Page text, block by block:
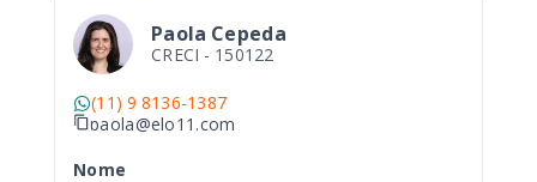
Paola Cepeda
CRECI - 150122
(11) 9 8136-1387
paola@elo11.com
Nome